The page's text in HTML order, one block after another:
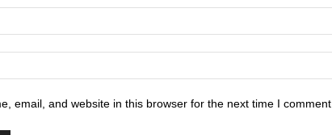
email, and website in this browser for the next time I comment.